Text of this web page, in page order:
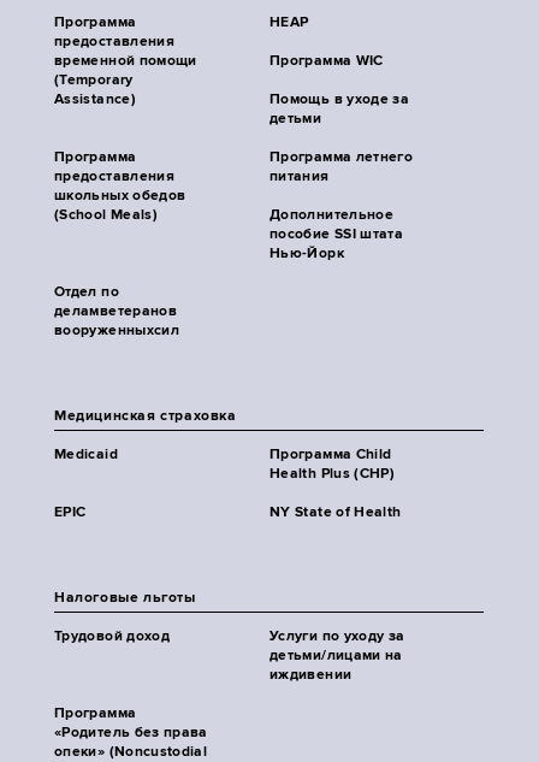
Программа
предоставления
временной помощи
(Temporary
Assistance)
HEAP
Программа WIC
Помощь в уходе за
детьми
Программа
предоставления
школьных обедов
(School Meals)
Программа летнего
питания
Дополнительное
пособие SSI штата
Нью-Йорк
Отдел по
деламветеранов
вооруженныхсил
Медицинская страховка
Medicaid
Программа Child
Health Plus (CHP)
EPIC NY State of Health
Налоговые льготы
Трудовой доход
Услуги по уходу за
детьми/лицами на
иждивении
Программа
«Родитель без права
опеки» (Noncustodial